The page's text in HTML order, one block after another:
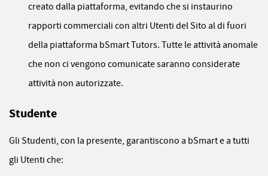
creato dalla piattaforma, evitando che si instaurino
rapporti commerciali con altri Utenti del Sito al di fuori
della piattaforma bSmart Tutors. Tutte le attività anomale
che non ci vengono comunicate saranno considerate
attività non autorizzate.
Studente
Gli Studenti, con la presente, garantiscono a bSmart e a tutti
gli Utenti che: